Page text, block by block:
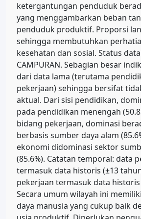
ketergantungan penduduk
yang menggambarkan beban
penduduk produktif. Proporsi
sehingga membutuhkan
kesehatan dan sosial. Status data:
CAMPURAN. Sebagian besar
dari data lama (terutama
pekerjaan) sehingga bersifat
aktual. Dari sisi pendidikan,
pada pendidikan menengah
bidang pekerjaan, dominasi
berbasis sumber daya alam
ekonomi didominasi sektor
(85.6%). Catatan temporal: data
termasuk data historis (±13
pekerjaan termasuk data historis
Secara umum wilayah ini
daya manusia yang cukup baik